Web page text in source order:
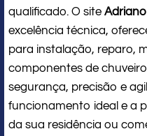
qualificado. O site
excelência técnica,
para instalação, reparo,
componentes de
segurança, precisão e
funcionamento ideal e a
da sua residência ou